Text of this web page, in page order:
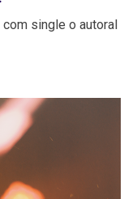
single o autoral